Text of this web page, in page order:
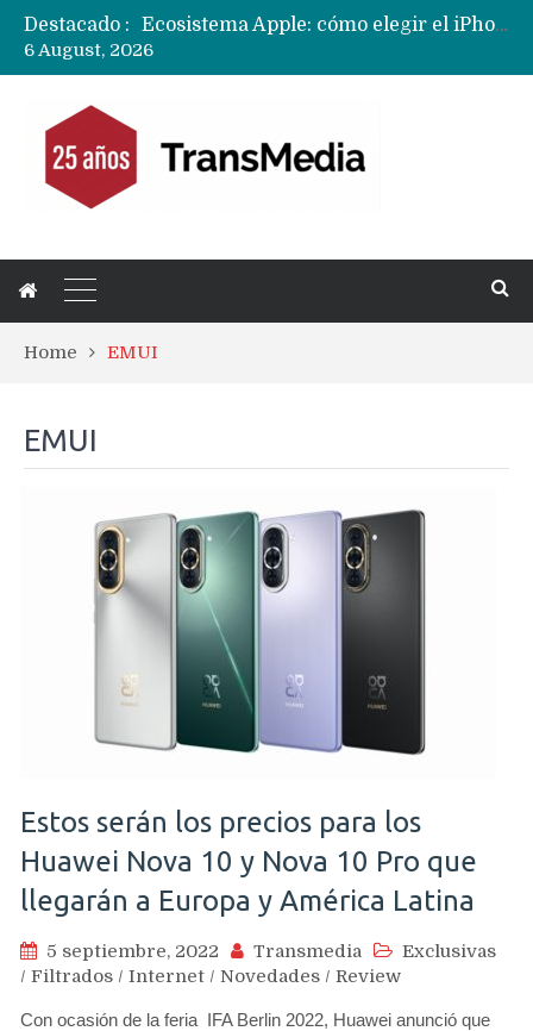
Destacado :
Ecosistema Apple: cómo elegir el iPhone según tu uso
Apple dice que más ex empleados se llevaron datos confidenciales a OpenAI
6 August, 2026
Home EMUI
EMUI
Estos serán los precios para los
Huawei Nova 10 y Nova 10 Pro que
llegarán a Europa y América Latina
5 septiembre, 2022 Transmedia
Exclusivas
/ Filtrados / Internet / Novedades / Review
Con ocasión de la feria IFA Berlin 2022, Huawei anunció que